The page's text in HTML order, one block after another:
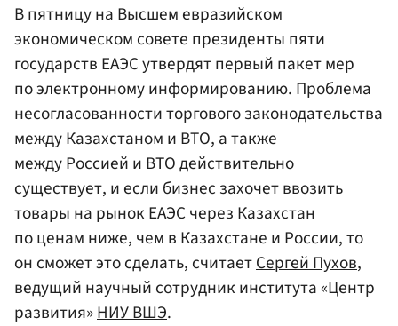
В пятницу на Высшем евразийском
экономическом совете президенты пяти
государств ЕАЭС утвердят первый пакет мер
по электронному информированию. Проблема
несогласованности торгового законодательства
между Казахстаном и ВТО, а также
между Россией и ВТО действительно
существует, и если бизнес захочет ввозить
товары на рынок ЕАЭС через Казахстан
по ценам ниже, чем в Казахстане и России, то
он сможет это сделать, считаетСергей Пухов,
ведущий научный сотрудник института «Центр
развития»НИУ ВШЭ.